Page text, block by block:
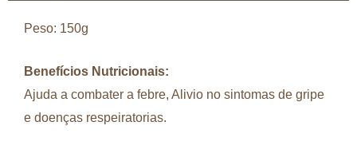
Peso: 150g
Benefícios Nutricionais:
Ajuda a combater a febre, Alivio no sintomas de gripe
e doenças respeiratorias.